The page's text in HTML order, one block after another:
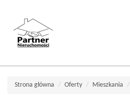
Strona główna Oferty Mieszkania